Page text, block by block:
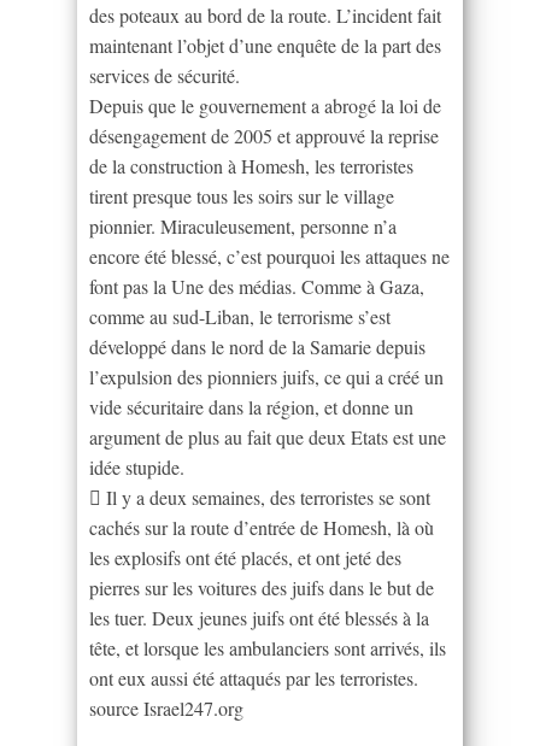
des poteaux au bord de la route. L’incident fait
maintenant l’objet d’une enquête de la part des
services de sécurité.
Depuis que le gouvernement a abrogé la loi de
désengagement de 2005 et approuvé la reprise
de la construction à Homesh, les terroristes
tirent presque tous les soirs sur le village
pionnier. Miraculeusement, personne n’a
encore été blessé, c’est pourquoi les attaques ne
font pas la Une des médias. Comme à Gaza,
comme au sud-Liban, le terrorisme s’est
développé dans le nord de la Samarie depuis
l’expulsion des pionniers juifs, ce qui a créé un
vide sécuritaire dans la région, et donne un
argument de plus au fait que deux Etats est une
idée stupide.
 Il y a deux semaines, des terroristes se sont
cachés sur la route d’entrée de Homesh, là où
les explosifs ont été placés, et ont jeté des
pierres sur les voitures des juifs dans le but de
les tuer. Deux jeunes juifs ont été blessés à la
tête, et lorsque les ambulanciers sont arrivés, ils
ont eux aussi été attaqués par les terroristes.
source Israel247.org